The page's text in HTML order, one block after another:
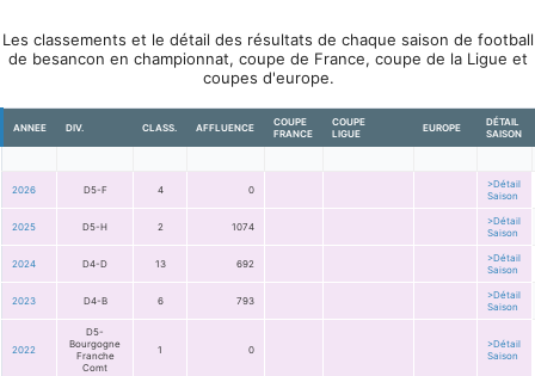
Les classements et le détail des résultats de chaque saison de football
de besancon en championnat, coupe de France, coupe de la Ligue et
coupes d'europe.
ANNEE DIV. CLASS. AFFLUENCE
COUPE
FRANCE
COUPE
LIGUE
EUROPE
DÉTAIL
SAISON
2026 D5-F 4 0
>Détail
Saison
2025 D5-H 2 1074
>Détail
Saison
2024 D4-D 13 692
>Détail
Saison
2023 D4-B 6 793
>Détail
Saison
2022
D5-
Bourgogne
Franche
Comt
1 0
>Détail
Saison